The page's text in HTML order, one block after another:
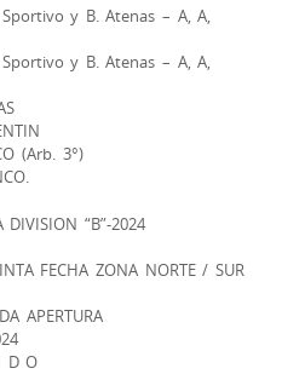
y B. Atenas – A, A,
y B. Atenas – A, A,
(Arb. 3°)
DIVISION “B”-2024
FECHA ZONA NORTE / SUR
APERTURA
D O